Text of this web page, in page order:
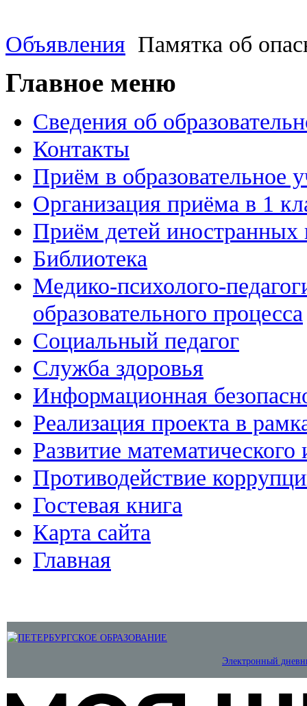
Объявления Памятка об
Главное меню
Сведения об
Контакты
Приём в образовательное
Организация приёма в 1
Приём детей иностранных
Библиотека
Медико-психолого-
образовательного процесса
Социальный педагог
Служба здоровья
Информационная
Реализация проекта в
Развитие
Противодействие
Гостевая книга
Карта сайта
Главная
Электронный